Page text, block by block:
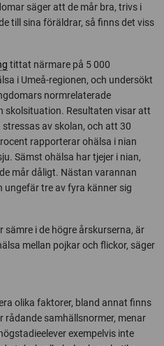
säger att de mår bra, trivs i
till sina föräldrar, så finns det viss
tittat närmare på 5 000
i Umeå-regionen, och undersökt
normrelaterade
skolsituation. Resultaten visar att
av skolan, och att 30
rapporterar ohälsa i nian
Sämst ohälsa har tjejer i nian,
mår dåligt. Nästan varannan
tre av fyra känner sig
i de högre årskurserna, är
mellan pojkar och flickor, säger
olika faktorer, bland annat finns
rådande samhällsnormer, menar
exempelvis inte